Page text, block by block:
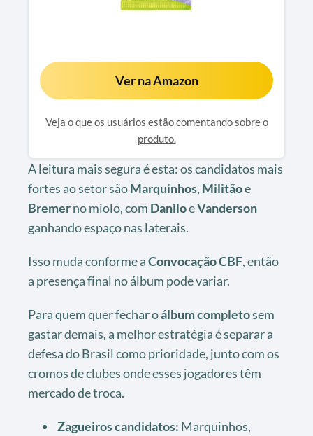
Ver na Amazon
Veja o que os usuários estão comentando sobre o
produto.
A leitura mais segura é esta: os candidatos mais
fortes ao setor sãoMarquinhos, Militãoe
Bremerno miolo, com DaniloeVanderson
ganhando espaço nas laterais.
Isso muda conforme aConvocação CBF, então
a presença final no álbum pode variar.
Para quem quer fechar oálbum completosem
gastar demais, a melhor estratégia é separar a
defesa do Brasil como prioridade, junto com os
cromos de clubes onde esses jogadores têm
mercado de troca.
Zagueiros candidatos: Marquinhos,